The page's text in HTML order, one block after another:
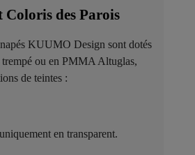
des Parois
KUUMO Design sont dotés
trempé ou en PMMA Altuglas,
de teintes :
en transparent.